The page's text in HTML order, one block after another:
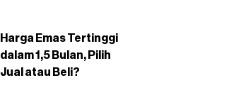
Harga Emas Tertinggi
dalam 1,5 Bulan, Pilih
Jual atau Beli?